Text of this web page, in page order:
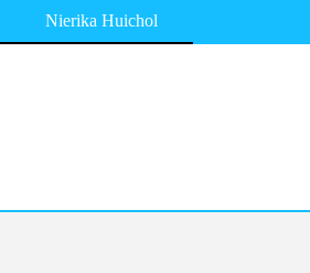
Nierika Huichol